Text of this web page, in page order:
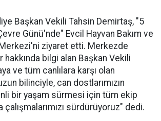
Başkan Vekili Tahsin Demirtaş, "5
Günü'nde" Evcil Hayvan Bakım ve
ziyaret etti. Merkezde
hakkında bilgi alan Başkan Vekili
ve tüm canlılara karşı olan
bilinciyle, can dostlarımızın
bir yaşam sürmesi için tüm ekip
çalışmalarımızı sürdürüyoruz" dedi.